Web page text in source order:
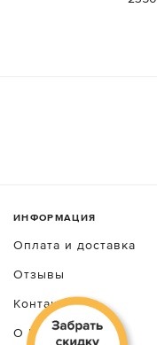
ИНФОРМАЦИЯ
Оплата и доставка
Отзывы
Контакты
О luxecrime